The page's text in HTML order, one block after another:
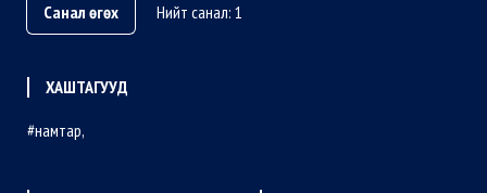
Санал өгөх
Нийт санал: 1
ХАШТАГУУД
намтар